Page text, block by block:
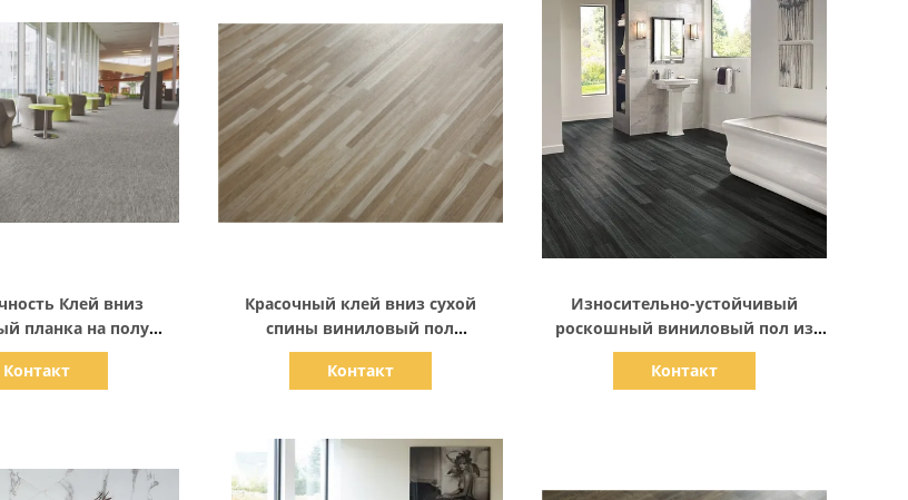
Клей вниз
планка на полу
Ковёр текстура
пол
Контакт
Красочный клей вниз сухой
спины виниловый пол
роскошный виниловый планка
пол 2 мм
Контакт
Износительно-устойчивый
роскошный виниловый пол из
досок 2 мм
Контакт